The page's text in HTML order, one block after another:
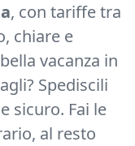
, con tariffe tra
chiare e
vacanza in
Spediscili
sicuro. Fai le
al resto